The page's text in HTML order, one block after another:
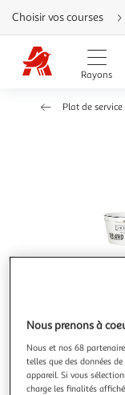
Aller
directement
au
contenu
Aller
directement
Aller
Choisir vos courses
Rayons
Plat de service
Nous prenons à
Nous et nos 68
telles que des données
appareil. Si vous
charge les finalités